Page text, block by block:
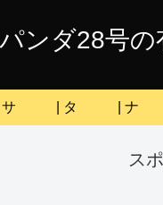
パンダ28号の
| サ | タ | ナ
ス